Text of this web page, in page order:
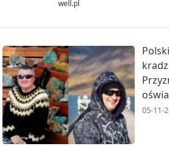
well.pl
05-11-